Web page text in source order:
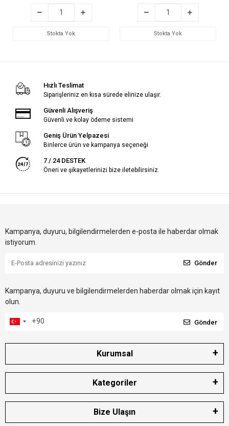
Stokta Yok Stokta Yok
Hızlı Teslimat
Siparişleriniz en kısa sürede elinize ulaşır.
Güvenli Alışveriş
Güvenli ve kolay ödeme sistemi
Geniş Ürün Yelpazesi
Binlerce ürün ve kampanya seçeneği
7 / 24 DESTEK
Öneri ve şikayetlerinizi bize iletebilirsiniz.
Kampanya, duyuru, bilgilendirmelerden e-posta ile haberdar olmak
istiyorum.
Gönder
Kampanya, duyuru ve bilgilendirmelerden haberdar olmak için kayıt
olun.
Gönder
Kurumsal
Kategoriler
Bize Ulaşın